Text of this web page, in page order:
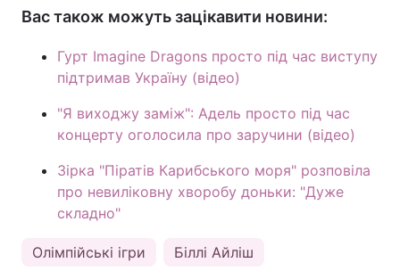
Вас також можуть зацікавити новини:
Гурт Imagine Dragons просто під час виступу
підтримав Україну (відео)
"Я виходжу заміж": Адель просто під час
концерту оголосила про заручини (відео)
Зірка "Піратів Карибського моря" розповіла
про невиліковну хворобу доньки: "Дуже
складно"
Олімпійські ігри Біллі Айліш